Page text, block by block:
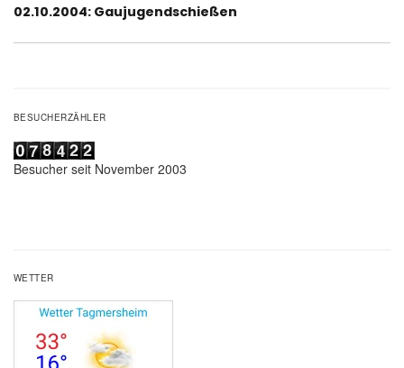
Nächster
02.10.2004: Gaujugendschießen
BESUCHERZÄHLER
Besucher seit November 2003
WETTER